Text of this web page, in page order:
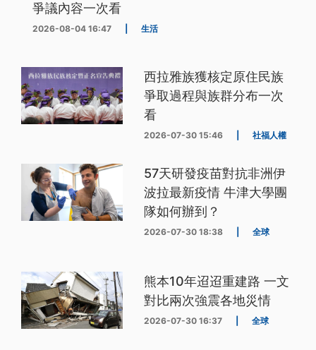
爭議內容一次看
2026-08-04 16:47 生活
西拉雅族獲核定原住民族
爭取過程與族群分布一次
看
2026-07-30 15:46 社福人權
57天研發疫苗對抗非洲伊
波拉最新疫情 牛津大學團
隊如何辦到？
2026-07-30 18:38 全球
熊本10年迢迢重建路 一文
對比兩次強震各地災情
2026-07-30 16:37 全球